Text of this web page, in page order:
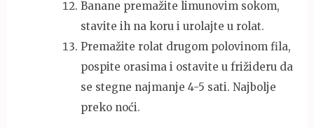
Banane premažite limunovim sokom,
stavite ih na koru i urolajte u rolat.
Premažite rolat drugom polovinom fila,
pospite orasima i ostavite u frižideru da
se stegne najmanje 4-5 sati. Najbolje
preko noći.